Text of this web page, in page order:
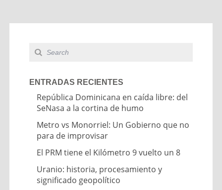
ENTRADAS RECIENTES
República Dominicana en caída libre: del
SeNasa a la cortina de humo
Metro vs Monorriel: Un Gobierno que no
para de improvisar
El PRM tiene el Kilómetro 9 vuelto un 8
Uranio: historia, procesamiento y
significado geopolítico